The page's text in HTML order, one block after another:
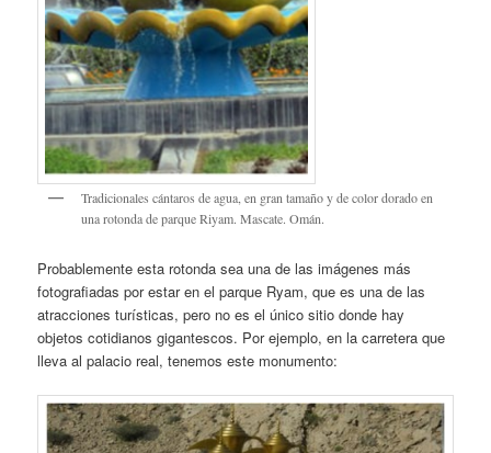
Tradicionales cántaros de agua, en gran tamaño y de color dorado en
una rotonda de parque Riyam. Mascate. Omán.
Probablemente esta rotonda sea una de las imágenes más
fotografiadas por estar en el parque Ryam, que es una de las
atracciones turísticas, pero no es el único sitio donde hay
objetos cotidianos gigantescos. Por ejemplo, en la carretera que
lleva al palacio real, tenemos este monumento: